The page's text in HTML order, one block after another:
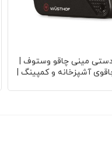
مینی چاقو وستوف |
آشپزخانه و کمپینگ |
چاقو | دوام بالا